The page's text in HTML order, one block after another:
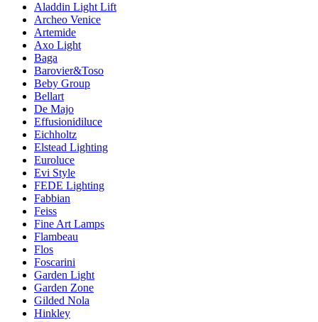
Aladdin Light Lift
Archeo Venice
Artemide
Axo Light
Baga
Barovier&Toso
Beby Group
Bellart
De Majo
Effusionidiluce
Eichholtz
Elstead Lighting
Euroluce
Evi Style
FEDE Lighting
Fabbian
Feiss
Fine Art Lamps
Flambeau
Flos
Foscarini
Garden Light
Garden Zone
Gilded Nola
Hinkley